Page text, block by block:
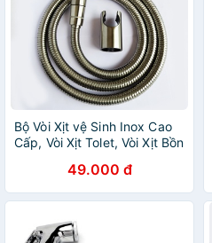
Bộ Vòi Xịt vệ Sinh Inox Cao
Cấp, Vòi Xịt Tolet, Vòi Xịt Bồn
49.000 đ